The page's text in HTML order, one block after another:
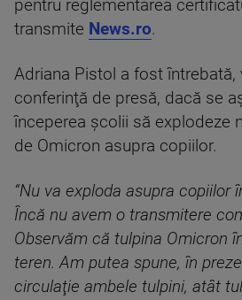
pentru reglementarea
transmite News.ro.
Adriana Pistol a fost întrebată,
conferinţă de presă, dacă se
începerea şcolii să explodeze
de Omicron asupra copiilor.
“Nu va exploda asupra copiilor
Încă nu avem o transmitere
Observăm că tulpina Omicron
teren. Am putea spune, în
circulaţie ambele tulpini, atât